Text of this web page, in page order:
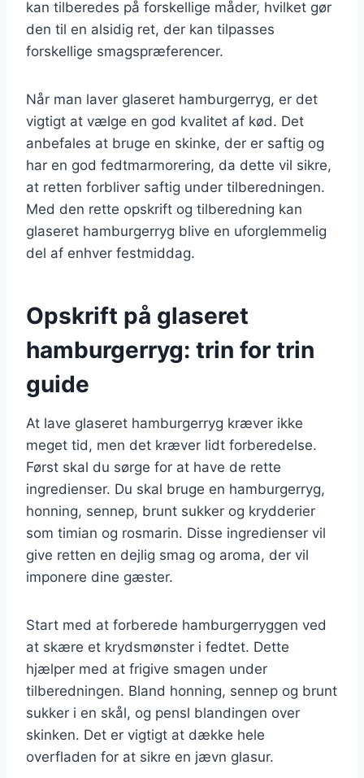
kan tilberedes på forskellige måder, hvilket gør
den til en alsidig ret, der kan tilpasses
forskellige smagspræferencer.
Når man laver glaseret hamburgerryg, er det
vigtigt at vælge en god kvalitet af kød. Det
anbefales at bruge en skinke, der er saftig og
har en god fedtmarmorering, da dette vil sikre,
at retten forbliver saftig under tilberedningen.
Med den rette opskrift og tilberedning kan
glaseret hamburgerryg blive en uforglemmelig
del af enhver festmiddag.
Opskrift på glaseret
hamburgerryg: trin for trin
guide
At lave glaseret hamburgerryg kræver ikke
meget tid, men det kræver lidt forberedelse.
Først skal du sørge for at have de rette
ingredienser. Du skal bruge en hamburgerryg,
honning, sennep, brunt sukker og krydderier
som timian og rosmarin. Disse ingredienser vil
give retten en dejlig smag og aroma, der vil
imponere dine gæster.
Start med at forberede hamburgerryggen ved
at skære et krydsmønster i fedtet. Dette
hjælper med at frigive smagen under
tilberedningen. Bland honning, sennep og brunt
sukker i en skål, og pensl blandingen over
skinken. Det er vigtigt at dække hele
overfladen for at sikre en jævn glasur.